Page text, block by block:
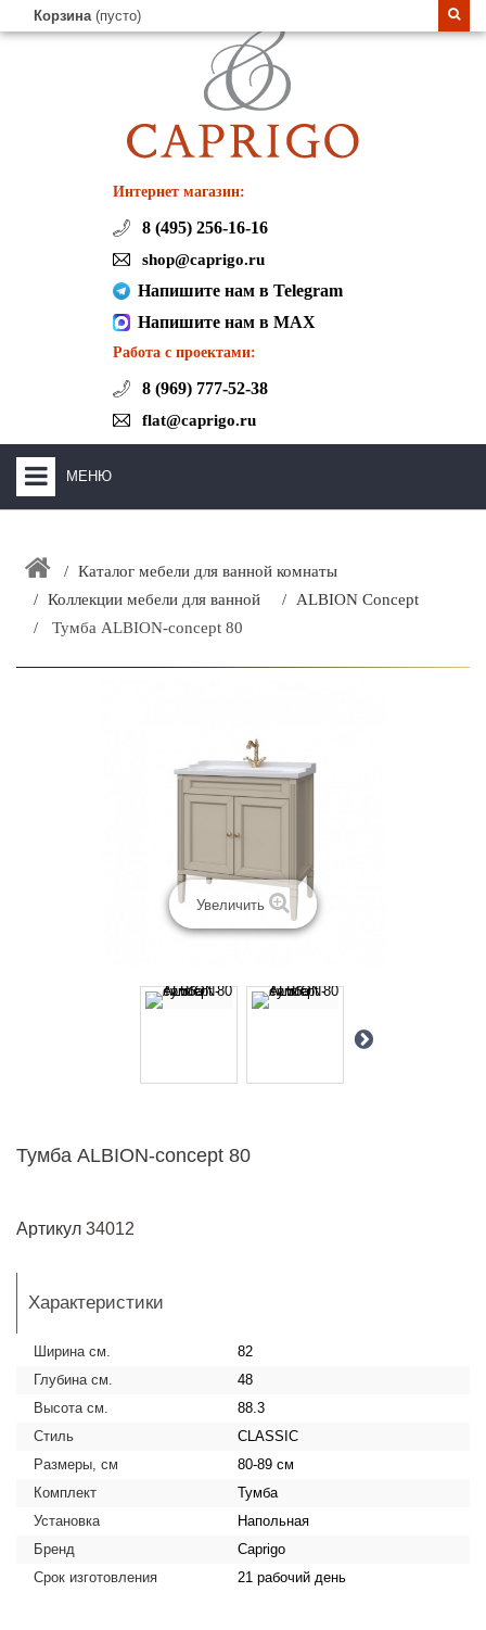
Корзина (пусто)
Интернет магазин:
8 (495) 256-16-16
shop@caprigo.ru
Напишите нам в Telegram
Напишите нам в MAX
Работа с проектами:
8 (969) 777-52-38
flat@caprigo.ru
МЕНЮ
ЗАКАЗАТЬ РАСЧЕТ КУХНИ CAPRIGO
+
Каталог мебели для ванной комнаты
Коллекции мебели для ванной
ALBION Concept
Тумба ALBION-concept 80
Увеличить
Тумба ALBION-concept 80
Артикул 34012
Характеристики
Ширина см.
82
Глубина см.
48
Высота см.
88.3
Стиль
CLASSIC
Размеры, см
80-89 см
Комплект
Тумба
Установка
Напольная
Бренд
Caprigo
Срок изготовления
21 рабочий день